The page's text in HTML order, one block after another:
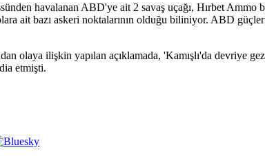
havalanan ABD'ye ait 2 savaş uçağı, Hırbet
ait bazı askeri noktalarının olduğu biliniyor. ABD
olaya ilişkin yapılan açıklamada, 'Kamışlı'da devriye
etmişti.